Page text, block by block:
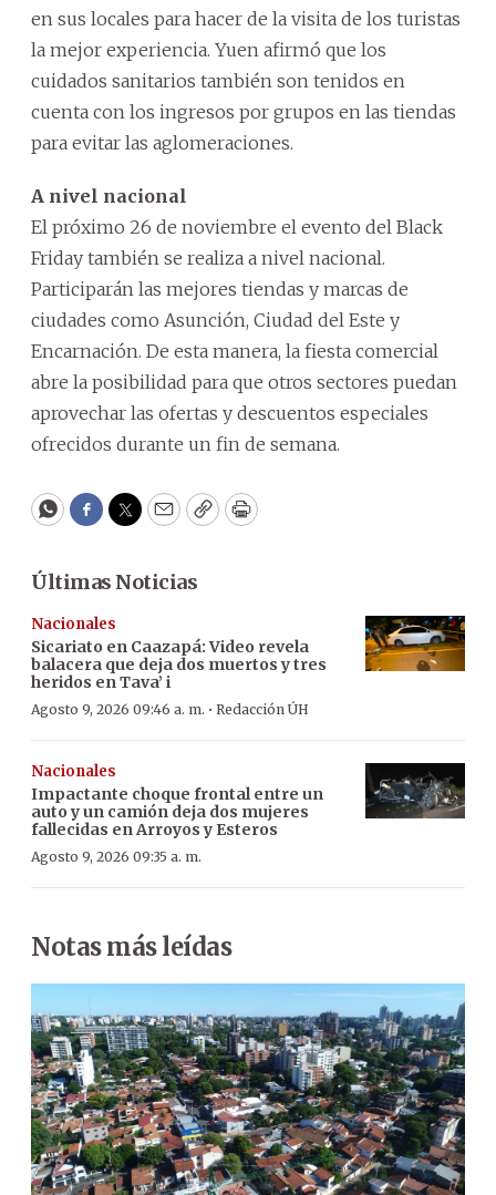
en sus locales para hacer de la visita de los turistas
la mejor experiencia. Yuen afirmó que los
cuidados sanitarios también son tenidos en
cuenta con los ingresos por grupos en las tiendas
para evitar las aglomeraciones.
A nivel nacional
El próximo 26 de noviembre el evento del Black
Friday también se realiza a nivel nacional.
Participarán las mejores tiendas y marcas de
ciudades como Asunción, Ciudad del Este y
Encarnación. De esta manera, la fiesta comercial
abre la posibilidad para que otros sectores puedan
aprovechar las ofertas y descuentos especiales
ofrecidos durante un fin de semana.
WhatsApp
Facebook
Twitter
EmailCopyPrint
Últimas Noticias
Nacionales
Sicariato en Caazapá: Video revela
balacera que deja dos muertos y tres
heridos en Tava’ i
Agosto 9, 2026 09:46 a. m. · Redacción ÚH
Nacionales
Impactante choque frontal entre un
auto y un camión deja dos mujeres
fallecidas en Arroyos y Esteros
Agosto 9, 2026 09:35 a. m.
Notas más leídas